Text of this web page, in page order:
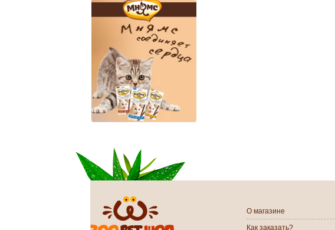
О магазине
Как заказать?